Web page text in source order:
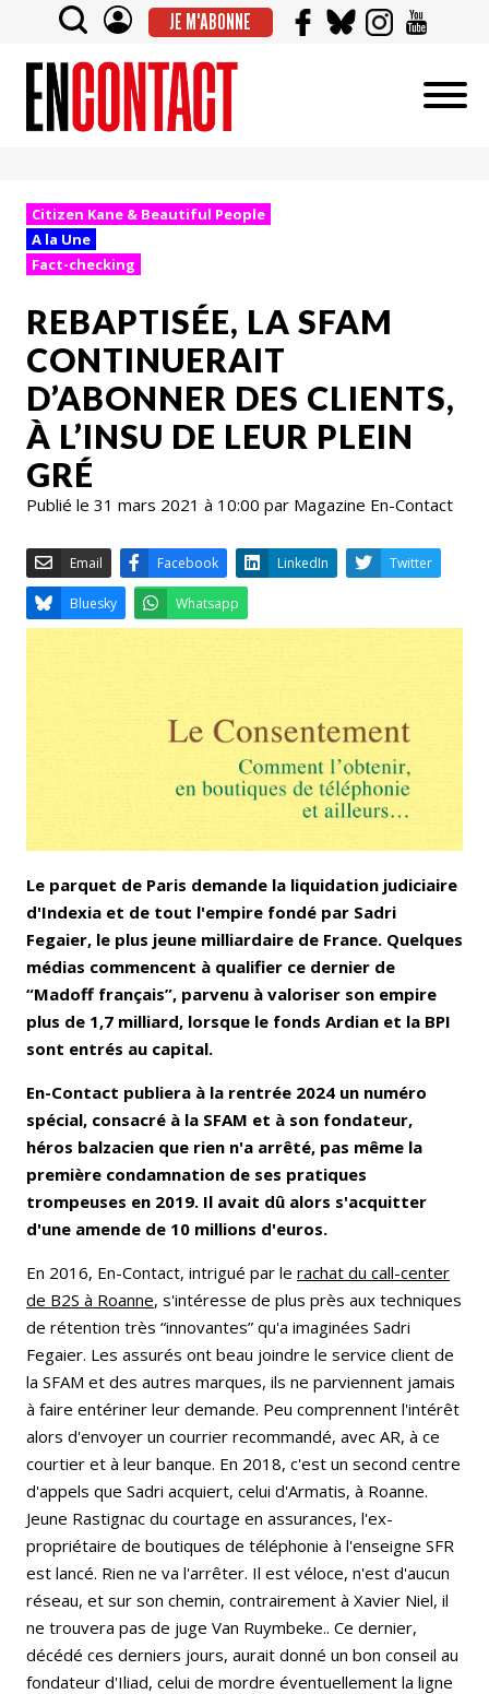
JE M'ABONNE
Citizen Kane & Beautiful People
A la Une
Fact-checking
REBAPTISÉE, LA SFAM
CONTINUERAIT
D’ABONNER DES CLIENTS,
À L’INSU DE LEUR PLEIN
GRÉ
Publié le 31 mars 2021 à 10:00 par Magazine En-Contact
Whatsapp
Le parquet de Paris demande la liquidation judiciaire
d'Indexia et de tout l'empire fondé par Sadri
Fegaier, le plus jeune milliardaire de France. Quelques
médias commencent à qualifier ce dernier de
“Madoff français”, parvenu à valoriser son empire
plus de 1,7 milliard, lorsque le fonds Ardian et la BPI
sont entrés au capital.
En-Contact publiera à la rentrée 2024 un numéro
spécial, consacré à la SFAM et à son fondateur,
héros balzacien que rien n'a arrêté, pas même la
première condamnation de ses pratiques
trompeuses en 2019. Il avait dû alors s'acquitter
d'une amende de 10 millions d'euros.
En 2016, En-Contact, intrigué par le rachat du call-center
de B2S à Roanne, s'intéresse de plus près aux techniques
de rétention très “innovantes” qu'a imaginées Sadri
Fegaier. Les assurés ont beau joindre le service client de
la SFAM et des autres marques, ils ne parviennent jamais
à faire entériner leur demande. Peu comprennent l'intérêt
alors d'envoyer un courrier recommandé, avec AR, à ce
courtier et à leur banque. En 2018, c'est un second centre
d'appels que Sadri acquiert, celui d'Armatis, à Roanne.
Jeune Rastignac du courtage en assurances, l'ex-
propriétaire de boutiques de téléphonie à l'enseigne SFR
est lancé. Rien ne va l'arrêter. Il est véloce, n'est d'aucun
réseau, et sur son chemin, contrairement à Xavier Niel, il
ne trouvera pas de juge Van Ruymbeke.. Ce dernier,
décédé ces derniers jours, aurait donné un bon conseil au
fondateur d'Iliad, celui de mordre éventuellement la ligne